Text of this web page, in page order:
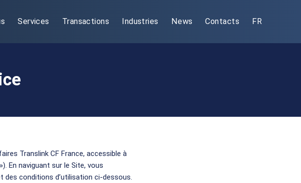
Services Transactions Industries News Contacts FR
Translink CF France, accessible à
En naviguant sur le Site, vous
des conditions d’utilisation ci-dessous.